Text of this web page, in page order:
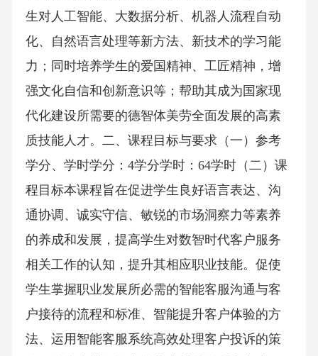
生对人工智能、大数据分析、机器人流程自动
化、自然语言处理等新方法、新技术的学习能
力；同时培养学生的爱国精神、工匠精神，增
强文化自信和创新意识等；帮助其成为国家现
代化建设所需要的德智体美劳全面发展的高素
质技能人才。二、课程目标与要求（一）参考
学分、学时学分：4学分学时：64学时（二）课
程目标本课程旨在促进学生良好语言表达、沟
通协调、诚实守信、敏锐的市场洞察力等素养
的养成和发展，提高学生对数智时代客户服务
相关工作的认知，提升其相应职业技能。促使
学生掌握职业发展所必需的智能客服沟通与客
户接待的流程和标准、智能提升客户体验的方
法、运用智能客服系统高效处理客户投诉的策